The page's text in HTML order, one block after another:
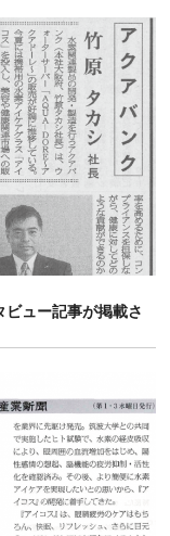
ビュー記事が掲載さ